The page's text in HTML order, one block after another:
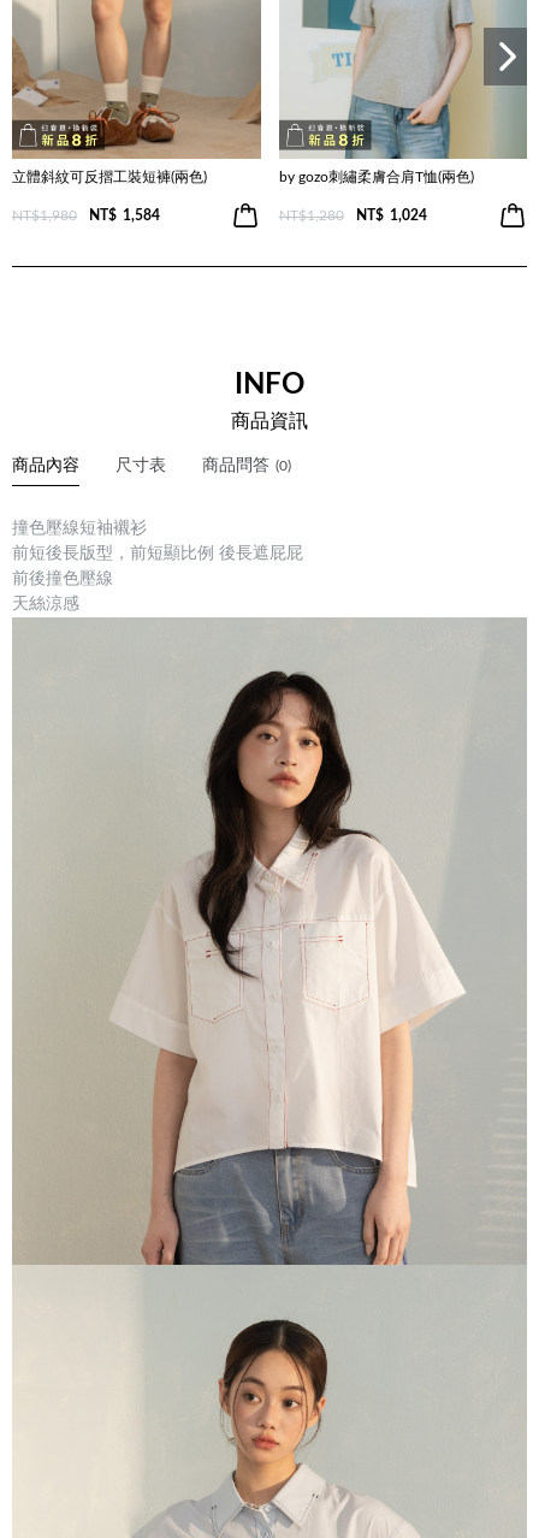
立體斜紋可反摺工裝短褲(兩色)
NT$1,980 NT$ 1,584
by gozo刺繡柔膚合肩T恤(兩色)
NT$1,280 NT$ 1,024
INFO
商品資訊
商品內容 尺寸表 商品問答 (0)
撞色壓線短袖襯衫
前短後長版型，前短顯比例 後長遮屁屁
前後撞色壓線
天絲涼感